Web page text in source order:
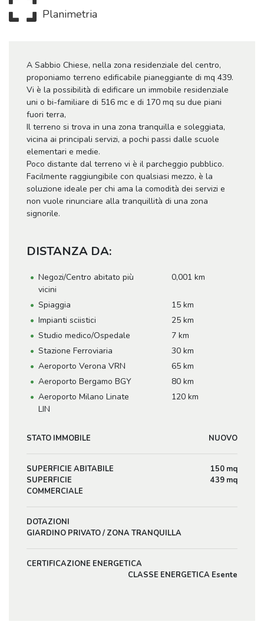
Planimetria
A Sabbio Chiese, nella zona residenziale del centro,
proponiamo terreno edificabile pianeggiante di mq 439.
Vi è la possibilità di edificare un immobile residenziale
uni o bi-familiare di 516 mc e di 170 mq su due piani
fuori terra,
Il terreno si trova in una zona tranquilla e soleggiata,
vicina ai principali servizi, a pochi passi dalle scuole
elementari e medie.
Poco distante dal terreno vi è il parcheggio pubblico.
Facilmente raggiungibile con qualsiasi mezzo, è la
soluzione ideale per chi ama la comodità dei servizi e
non vuole rinunciare alla tranquillità di una zona
signorile.
DISTANZA DA:
Negozi/Centro abitato più
vicini
0,001 km
Spiaggia
15 km
Impianti sciistici
25 km
Studio medico/Ospedale
7 km
Stazione Ferroviaria
30 km
Aeroporto Verona VRN
65 km
Aeroporto Bergamo BGY
80 km
Aeroporto Milano Linate
LIN
120 km
STATO IMMOBILE NUOVO
SUPERFICIE ABITABILE
150 mq
SUPERFICIE
COMMERCIALE
439 mq
DOTAZIONI
GIARDINO PRIVATO / ZONA TRANQUILLA
CERTIFICAZIONE ENERGETICA
CLASSE ENERGETICA Esente